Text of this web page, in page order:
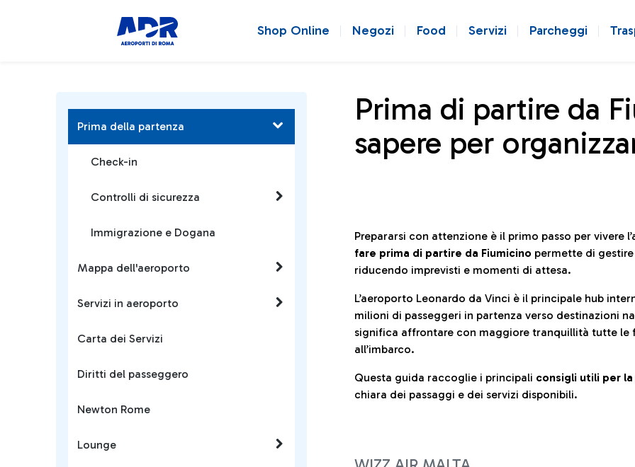
Shop Online Negozi Food Servizi Parcheggi
Prima di partire da
sapere per
Prepararsi con attenzione è il primo passo per vivere
fare prima di partire da Fiumicino permette di
riducendo imprevisti e momenti di attesa.
L’aeroporto Leonardo da Vinci è il principale hub
milioni di passeggeri in partenza verso destinazioni
significa affrontare con maggiore tranquillità tutte le
all’imbarco.
Questa guida raccoglie i principali consigli utili per
chiara dei passaggi e dei servizi disponibili.
Prima della partenza
Check-in
Controlli di sicurezza
Immigrazione e Dogana
Mappa dell'aeroporto
Servizi in aeroporto
Carta dei Servizi
Diritti del passeggero
Newton Rome
Lounge